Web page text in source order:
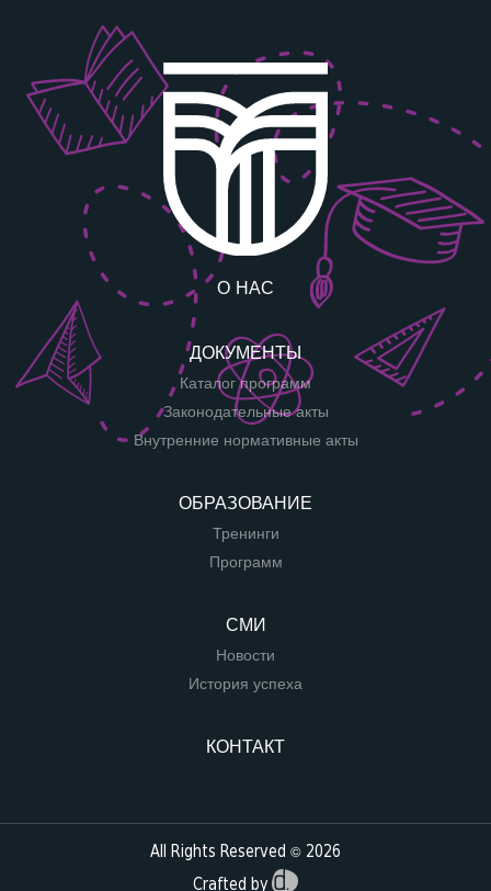
О НАС
ДОКУМЕНТЫ
Каталог программ
Законодательные акты
Внутренние нормативные акты
ОБРАЗОВАНИЕ
Тренинги
Программ
СМИ
Новости
История успеха
КОНТАКТ
All Rights Reserved © 2026
Crafted by